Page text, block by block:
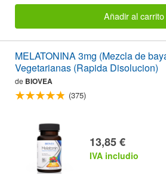
Añadir al carrito
MELATONINA 3mg (Mezcla de
Vegetarianas (Rapida Disolucion)
de BIOVEA
(375)
13,85 €
IVA includio